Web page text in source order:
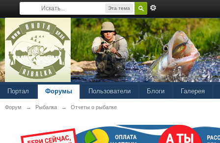
Эта тема
Портал Форумы Пользователи Блоги Галерея
Форум → Рыбалка → Отчеты о рыбалке